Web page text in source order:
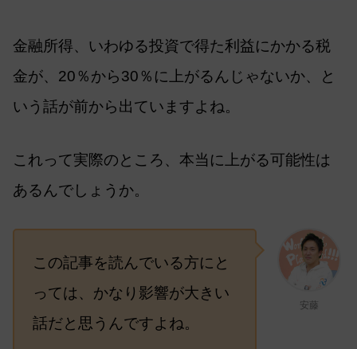
金融所得、いわゆる投資で得た利益にかかる税
金が、20％から30％に上がるんじゃないか、と
いう話が前から出ていますよね。
これって実際のところ、本当に上がる可能性は
あるんでしょうか。
安藤
この記事を読んでいる方にと
っては、かなり影響が大きい
話だと思うんですよね。